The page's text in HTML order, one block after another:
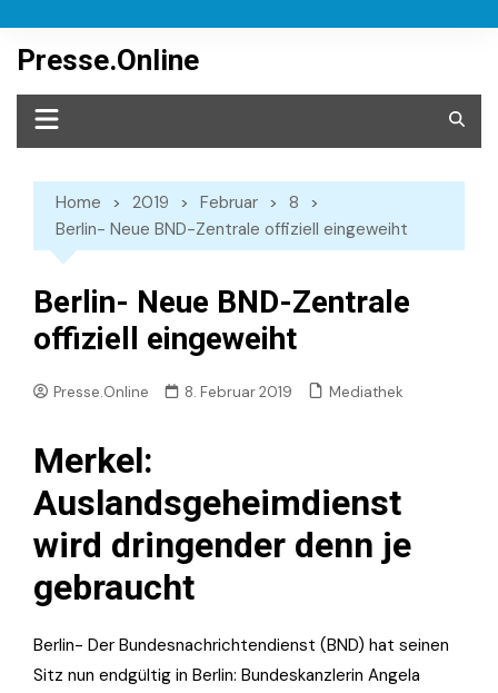
content
Presse.Online
Home 2019 Februar
8
Berlin- Neue BND-Zentrale offiziell eingeweiht
Berlin- Neue BND-Zentrale
offiziell eingeweiht
Presse.Online 8. Februar 2019 Mediathek
Merkel:
Auslandsgeheimdienst
wird dringender denn je
gebraucht
Berlin- Der Bundesnachrichtendienst (BND) hat seinen
Sitz nun endgültig in Berlin: Bundeskanzlerin Angela